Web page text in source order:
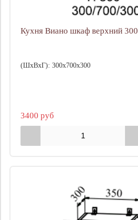
Кухня Виано шкаф верхний 300
(ШхВхГ): 300х700х300
3400 руб